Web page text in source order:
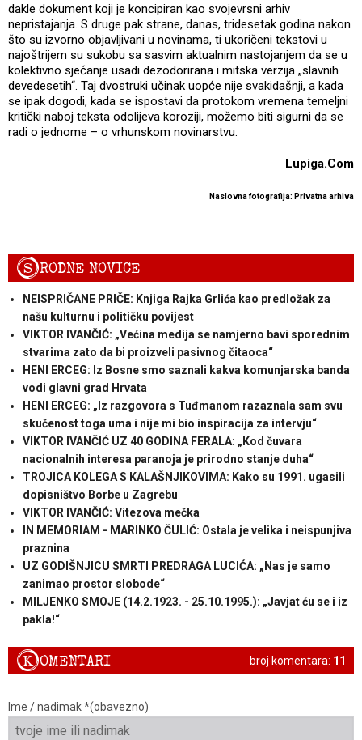
dakle dokument koji je koncipiran kao svojevrsni arhiv
nepristajanja. S druge pak strane, danas, tridesetak godina nakon
što su izvorno objavljivani u novinama, ti ukoričeni tekstovi u
najoštrijem su sukobu sa sasvim aktualnim nastojanjem da se u
kolektivno sjećanje usadi dezodorirana i mitska verzija „slavnih
devedesetih“. Taj dvostruki učinak uopće nije svakidašnji, a kada
se ipak dogodi, kada se ispostavi da protokom vremena temeljni
kritički naboj teksta odolijeva koroziji, možemo biti sigurni da se
radi o jednome – o vrhunskom novinarstvu.
Lupiga.Com
Naslovna fotografija: Privatna arhiva
SRODNE NOVICE
NEISPRIČANE PRIČE: Knjiga Rajka Grlića kao predložak za
našu kulturnu i političku povijest
VIKTOR IVANČIĆ: „Većina medija se namjerno bavi sporednim
stvarima zato da bi proizveli pasivnog čitaoca“
HENI ERCEG: Iz Bosne smo saznali kakva komunjarska banda
vodi glavni grad Hrvata
HENI ERCEG: „Iz razgovora s Tuđmanom razaznala sam svu
skučenost toga uma i nije mi bio inspiracija za intervju“
VIKTOR IVANČIĆ UZ 40 GODINA FERALA: „Kod čuvara
nacionalnih interesa paranoja je prirodno stanje duha“
TROJICA KOLEGA S KALAŠNJIKOVIMA: Kako su 1991. ugasili
dopisništvo Borbe u Zagrebu
VIKTOR IVANČIĆ: Vitezova mečka
IN MEMORIAM - MARINKO ČULIĆ: Ostala je velika i neispunjiva
praznina
UZ GODIŠNJICU SMRTI PREDRAGA LUCIĆA: „Nas je samo
zanimao prostor slobode“
MILJENKO SMOJE (14.2.1923. - 25.10.1995.): „Javjat ću se i iz
pakla!“
broj komentara: 11
KOMENTARI
Ime / nadimak *(obavezno)